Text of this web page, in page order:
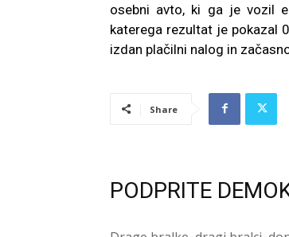
osebni avto, ki ga je vozil
katerega rezultat je pokazal
izdan plačilni nalog in
Share
PODPRITE